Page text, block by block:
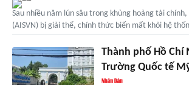
Sau nhiều năm lún sâu trong khủng hoảng tài
(AISVN) bị giải thể, chính thức biến mất khỏi hệ
Thành phố Hồ Chí
Trường Quốc tế